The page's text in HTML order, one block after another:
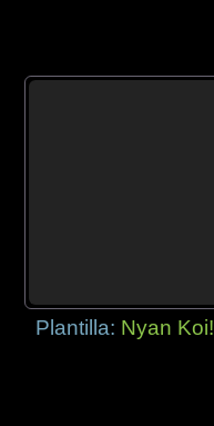
Plantilla: Nyan Koi!